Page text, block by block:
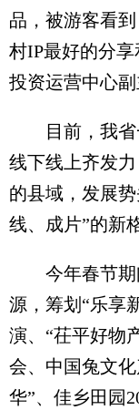
品，被游客看
村IP最好的分
投资运营中心副
目前，我省
线下线上齐发
的县域，发展
线、成片”的新
今年春节期
源，筹划“乐享
演、“茌平好物
会、中国兔文
华”、佳乡田园